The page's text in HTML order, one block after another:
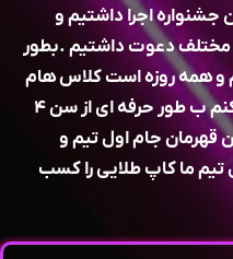
اجرا داشتیم و
مختلف دعوت داشتیم .بطور
همه روزه است کلاس هام
. قهرمان پرور و مربی پروری میکنم ب طور حرفه ای از سن ۴
قهرمان جام اول تیم و
ب طور مداوم ۶سال تیم ما کاپ طلایی را کسب